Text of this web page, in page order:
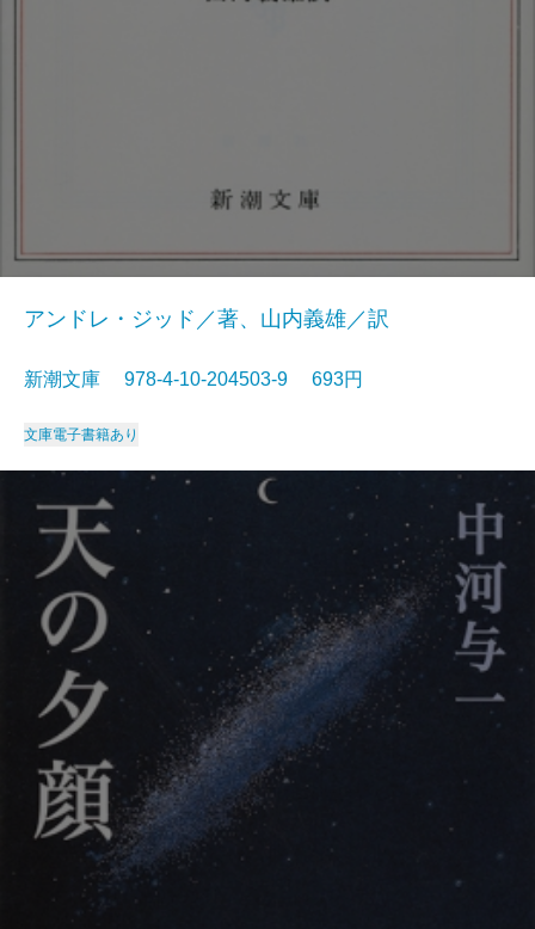
アンドレ・ジッド／著、山内義雄／訳
新潮文庫 978-4-10-204503-9 693円
文庫電子書籍あり